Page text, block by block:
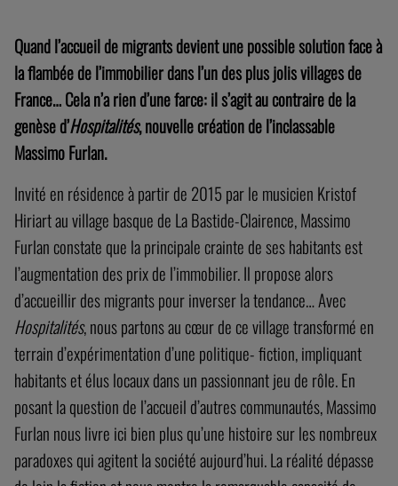
Quand l’accueil de migrants devient une possible solution face à
la flambée de l’immobilier dans l’un des plus jolis villages de
France… Cela n’a rien d’une farce: il s’agit au contraire de la
genèse d’Hospitalités, nouvelle création de l’inclassable
Massimo Furlan.
Invité en résidence à partir de 2015 par le musicien Kristof
Hiriart au village basque de La Bastide-Clairence, Massimo
Furlan constate que la principale crainte de ses habitants est
l’augmentation des prix de l’immobilier. Il propose alors
d’accueillir des migrants pour inverser la tendance… Avec
Hospitalités, nous partons au cœur de ce village transformé en
terrain d’expérimentation d’une politique- fiction, impliquant
habitants et élus locaux dans un passionnant jeu de rôle. En
posant la question de l’accueil d’autres communautés, Massimo
Furlan nous livre ici bien plus qu’une histoire sur les nombreux
paradoxes qui agitent la société aujourd’hui. La réalité dépasse